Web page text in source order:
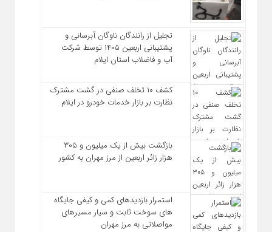
تجلیل از رانندگان ناوگان آبرسانی و
پشتیبانی اربعین ۱۴۰۵ توسط شرکت
آب و فاضلاب استان ایلام
کشف ۱۰ تخلف صنفی در گشت مشترک
نظارت بر بازار خدمات خودرو در ایلام
بازگشت بیش از یک میلیون و ۳۰۵
هزار زائر اربعین از مرز مهران به کشور
استمرار بازدیدهای کمی و کیفی جایگاه‌
های سوخت ثابت و سیار مسیرهای
مواصلاتی به مرز مهران